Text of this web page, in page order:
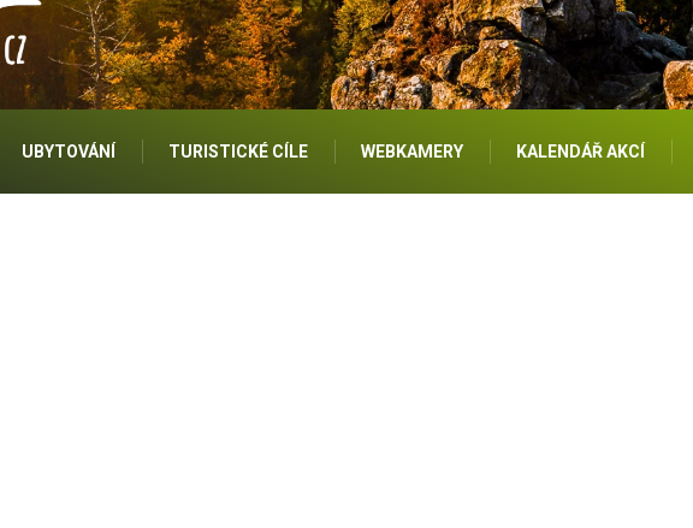
UBYTOVÁNÍ TURISTICKÉ CÍLE WEBKAMERY KALENDÁŘ AKCÍ